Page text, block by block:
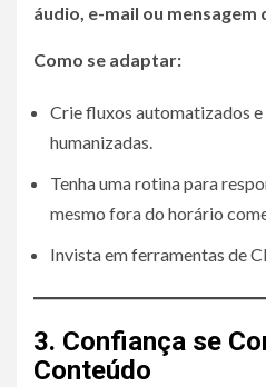
áudio, e-mail ou mensagem
Como se adaptar:
Crie fluxos automatizados e
humanizadas.
Tenha uma rotina para
mesmo fora do horário
Invista em ferramentas de
3. Confiança se
Conteúdo